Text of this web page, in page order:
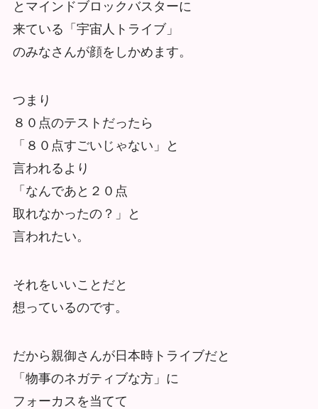
とマインドブロックバスターに
来ている「宇宙人トライブ」
のみなさんが顔をしかめます。
つまり
８０点のテストだったら
「８０点すごいじゃない」と
言われるより
「なんであと２０点
取れなかったの？」と
言われたい。
それをいいことだと
想っているのです。
だから親御さんが日本時トライブだと
「物事のネガティブな方」に
フォーカスを当てて